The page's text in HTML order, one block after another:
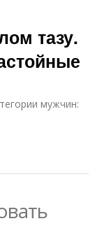
тазу.
мужчин: